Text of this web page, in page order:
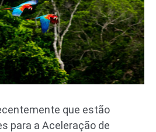
que estão
para a Aceleração de